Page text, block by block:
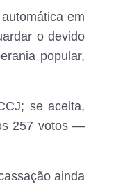
em
o devido
popular,
se aceita,
257 votos —
ainda